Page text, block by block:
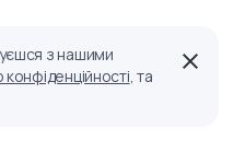
з нашими
, та